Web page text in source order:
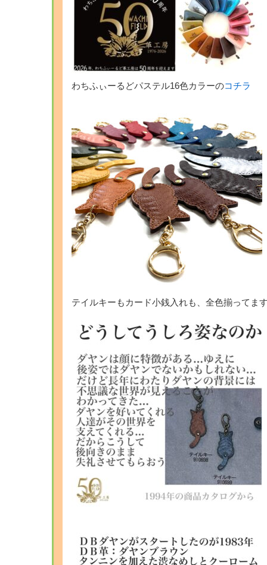
わちふぃーるどパステル16色カラーのコチラ
テイルキーもカード小銭入れも、全色揃ってま